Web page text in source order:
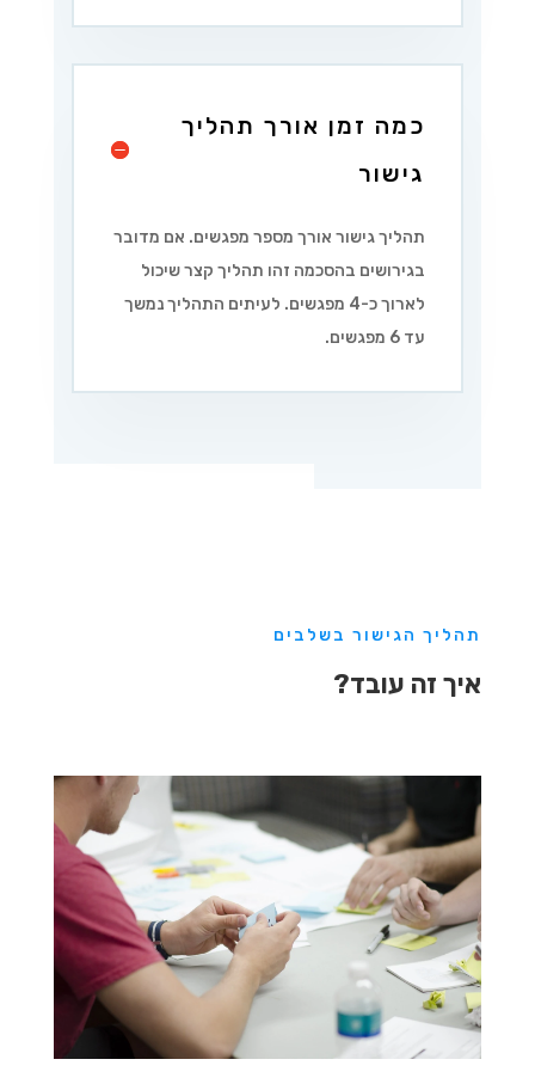
כמה זמן אורך תהליך
גישור
תהליך גישור אורך מספר מפגשים. אם מדובר
בגירושים בהסכמה זהו תהליך קצר שיכול
לארוך כ-4 מפגשים. לעיתים התהליך נמשך
עד 6 מפגשים.
תהליך הגישור בשלבים
איך זה עובד?